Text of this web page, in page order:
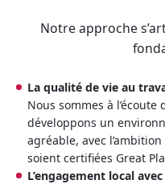
Notre approche
La qualité de vie au
Nous sommes à
développons un
agréable, avec
soient certifiées Great
L’engagement local